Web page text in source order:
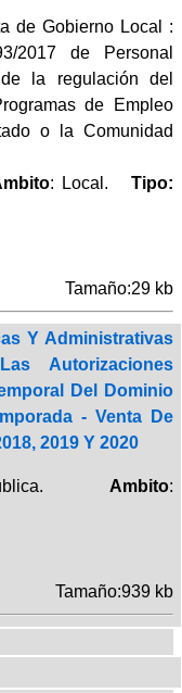
de Gobierno Local :
2017 de Personal
la regulación del
de Empleo
o la Comunidad
: Local.Tipo:
Tamaño:29 kb
Y Administrativas
Autorizaciones
Del Dominio
- Venta De
2019 Y 2020
pública. Ambito:
Tamaño:939 kb